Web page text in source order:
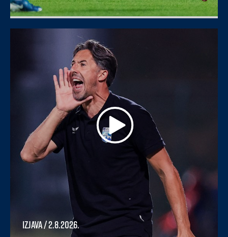
Izjava/ 2.8.2026.